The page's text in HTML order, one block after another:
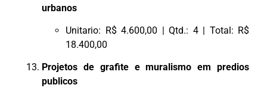
urbanos
Unitario: R$ 4.600,00 | Qtd.: 4 | Total: R$
18.400,00
Projetos de grafite e muralismo em predios
publicos